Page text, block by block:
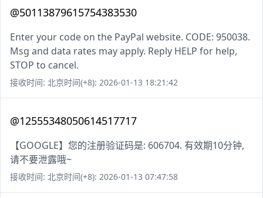
@50113879615754383530
Enter your code on the PayPal website. CODE: 950038.
Msg and data rates may apply. Reply HELP for help,
STOP to cancel.
接收时间: 北京时间(+8): 2026-01-13 18:21:42
@12555348050614517717
【GOOGLE】您的注册验证码是: 606704. 有效期10分钟,
请不要泄露哦~
接收时间: 北京时间(+8): 2026-01-13 07:47:58